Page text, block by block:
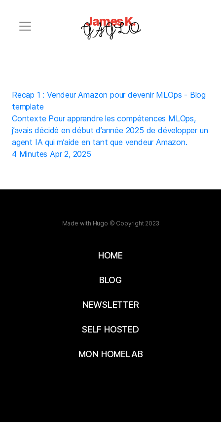
James K.
GAGLO
Recap 1 : Vendeur Amazon pour devenir MLOps - Blog
template
Contexte Pour apprendre les compétences MLOps,
j’avais décidé en début d’année 2025 de développer un
agent IA qui m’aide en tant que vendeur Amazon.
4 Minutes Apr 2, 2025
Made with Hugo © Copyright 2023
HOME
BLOG
NEWSLETTER
SELF HOSTED
MON HOMELAB